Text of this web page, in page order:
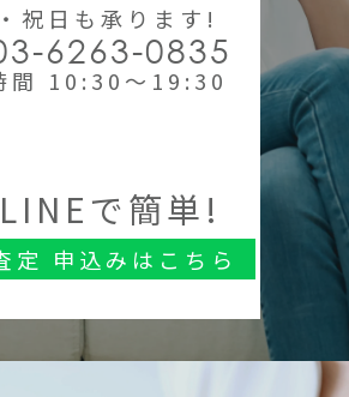
祝日も承ります!
6263-0835
間 10:30～19:30
LINEで簡単!
定 申込みはこちら